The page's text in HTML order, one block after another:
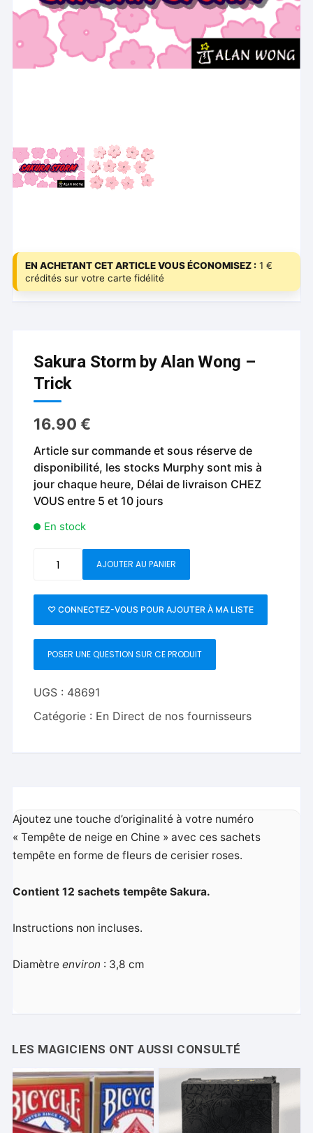
EN ACHETANT CET ARTICLE VOUS ÉCONOMISEZ : 1 €
crédités sur votre carte fidélité
Sakura Storm by Alan Wong –
Trick
16.90€
Article sur commande et sous réserve de
disponibilité, les stocks Murphy sont mis à
jour chaque heure, Délai de livraison CHEZ
VOUS entre 5 et 10 jours
En stock
Storm
by
Alan
Wong
-
Trick
AJOUTER AU PANIER
♡ CONNECTEZ-VOUS POUR AJOUTER À MA LISTE
POSER UNE QUESTION SUR CE PRODUIT
UGS : 48691
Catégorie : En Direct de nos fournisseurs
Ajoutez une touche d’originalité à votre numéro
« Tempête de neige en Chine » avec ces sachets
tempête en forme de fleurs de cerisier roses.
Contient 12 sachets tempête Sakura.
Instructions non incluses.
Diamètreenviron : 3,8 cm